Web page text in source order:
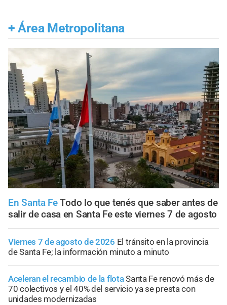
+ Área Metropolitana
En Santa FeTodo lo que tenés que saber antes de
salir de casa en Santa Fe este viernes 7 de agosto
Viernes 7 de agosto de 2026 El tránsito en la provincia
de Santa Fe; la información minuto a minuto
Aceleran el recambio de la flotaSanta Fe renovó más de
70 colectivos y el 40% del servicio ya se presta con
unidades modernizadas